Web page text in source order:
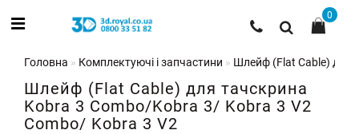
0
Головна Комплектуючі і запчастини Шлейф (Flat Cable) для
Шлейф (Flat Cable) для тачскрина
Kobra 3 Combo/Kobra 3/ Kobra 3 V2
Combo/ Kobra 3 V2